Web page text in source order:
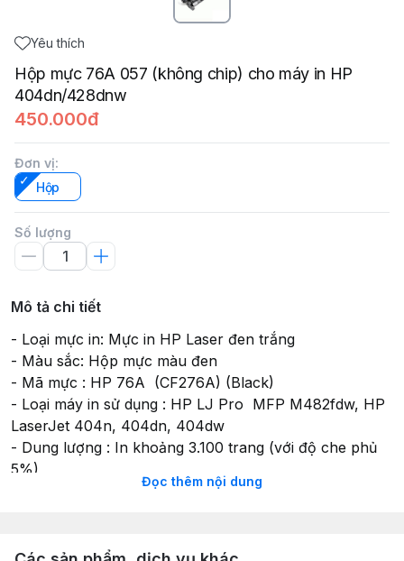
Yêu thích
Hộp mực 76A 057 (không chip) cho máy in HP
404dn/428dnw
450.000đ
Đơn vị:
Hộp
Số lượng
Mô tả chi tiết
- Loại mực in: Mực in HP Laser đen trắng
- Màu sắc: Hộp mực màu đen
- Mã mực : HP 76A (CF276A) (Black)
- Loại máy in sử dụng : HP LJ Pro MFP M482fdw, HP
LaserJet 404n, 404dn, 404dw
- Dung lượng : In khoảng 3.100 trang (với độ che phủ
5%)
- Hộp mực chưa bao gồm chíp
chíp
Đọc thêm nội dung